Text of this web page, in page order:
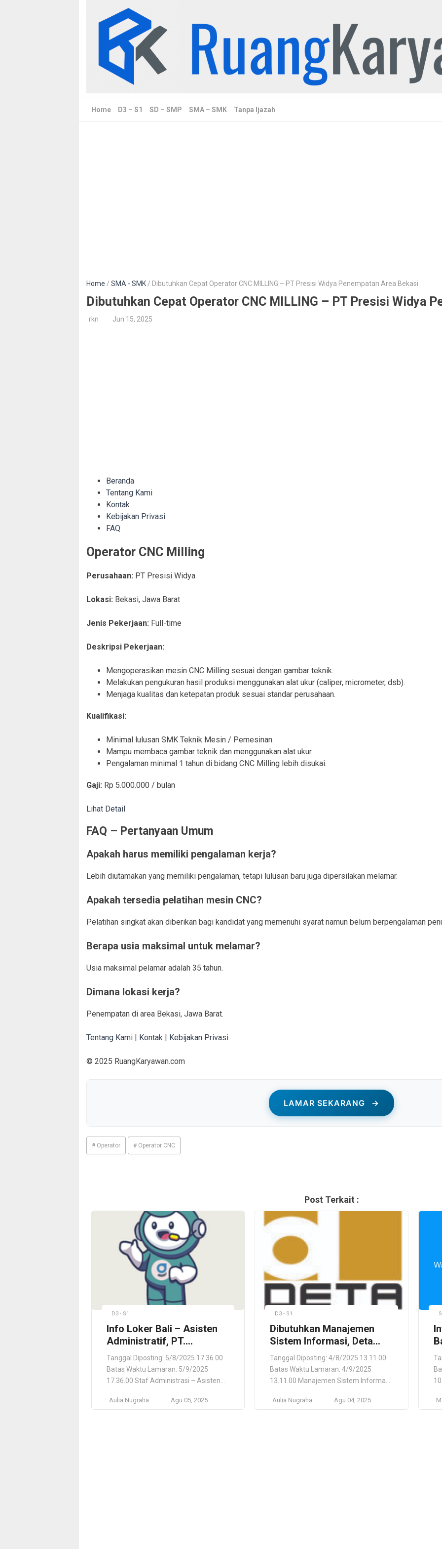
Home D3 – S1 SD – SMP SMA – SMK Tanpa Ijazah
Home / SMA - SMK/ Dibutuhkan Cepat Operator CNC MILLING – PT Presisi Widya Penempatan Area Bekasi
Dibutuhkan Cepat Operator CNC MILLING – PT Presisi Widya
rkn Jun 15, 2025
Beranda
Tentang Kami
Kontak
Kebijakan Privasi
FAQ
Operator CNC Milling
Perusahaan: PT Presisi Widya
Lokasi: Bekasi, Jawa Barat
Jenis Pekerjaan: Full-time
Deskripsi Pekerjaan:
Mengoperasikan mesin CNC Milling sesuai dengan gambar teknik.
Melakukan pengukuran hasil produksi menggunakan alat ukur (caliper, micrometer, dsb).
Menjaga kualitas dan ketepatan produk sesuai standar perusahaan.
Kualifikasi:
Minimal lulusan SMK Teknik Mesin / Pemesinan.
Mampu membaca gambar teknik dan menggunakan alat ukur.
Pengalaman minimal 1 tahun di bidang CNC Milling lebih disukai.
Gaji: Rp 5.000.000 / bulan
Lihat Detail
FAQ – Pertanyaan Umum
Apakah harus memiliki pengalaman kerja?
Lebih diutamakan yang memiliki pengalaman, tetapi lulusan baru juga dipersilakan melamar.
Apakah tersedia pelatihan mesin CNC?
Pelatihan singkat akan diberikan bagi kandidat yang memenuhi syarat namun belum berpengalaman
Berapa usia maksimal untuk melamar?
Usia maksimal pelamar adalah 35 tahun.
Dimana lokasi kerja?
Penempatan di area Bekasi, Jawa Barat.
Tentang Kami | Kontak | Kebijakan Privasi
© 2025 RuangKaryawan.com
LAMAR SEKARANG →
# Operator # Operator CNC
Post Terkait :
D3 - S1
Info Loker Bali – Asisten
Administratif, PT.
Biometrik Citra Solusi
Tanggal Diposting: 5/8/2025 17.36.00
Batas Waktu Lamaran: 5/9/2025
17.36.00 Staf Administrasi – Asisten
Dukungan Perkantoran) PT. Biometrik
Aulia Nugraha Agu 05, 2025
D3 - S1
Dibutuhkan Manajemen
Sistem Informasi, Deta
Yamaha Group – Jakarta
Utara
Tanggal Diposting: 4/8/2025 13.11.00
Batas Waktu Lamaran: 4/9/2025
13.11.00 Manajemen Sistem Informasi
Daerah Khusus Ibukota Jakarta, ID
Aulia Nugraha Agu 04, 2025